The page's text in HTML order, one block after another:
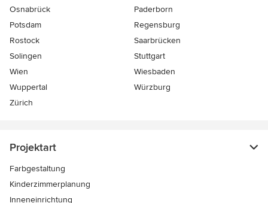
Osnabrück
Paderborn
Potsdam
Regensburg
Rostock
Saarbrücken
Solingen
Stuttgart
Wien
Wiesbaden
Wuppertal
Würzburg
Zürich
Projektart
Farbgestaltung
Kinderzimmerplanung
Inneneinrichtung